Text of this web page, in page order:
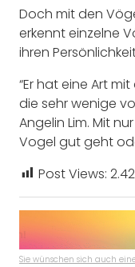
Doch mit den
erkennt einzelne
ihren
“Er hat eine Art
die sehr wenige
Angelin Lim. Mit
Vogel gut geht
Post Views:
Sie wünschen sich auch